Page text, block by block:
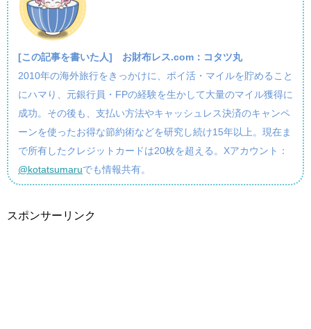
[この記事を書いた人] お財布レス.com：コタツ丸
2010年の海外旅行をきっかけに、ポイ活・マイルを貯めること
にハマり、元銀行員・FPの経験を生かして大量のマイル獲得に
成功。その後も、支払い方法やキャッシュレス決済のキャンペ
ーンを使ったお得な節約術などを研究し続け15年以上。現在ま
で所有したクレジットカードは20枚を超える。Xアカウント：
@kotatsumaruでも情報共有。
スポンサーリンク